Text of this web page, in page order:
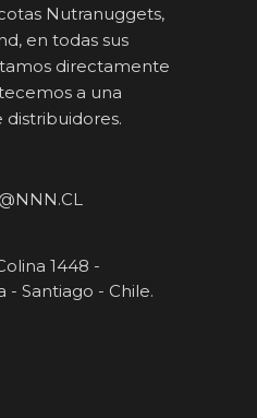
Nutranuggets,
en todas sus
directamente
a una
1448 -
- Santiago - Chile.